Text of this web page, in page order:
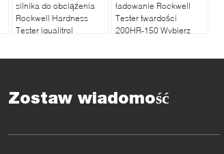
silnika do obciążenia
Rockwell Hardness
Tester iqualitrol
ładowanie Rockwell
Tester twardości
200HR-150 Wybierz
Zostaw wiadomość